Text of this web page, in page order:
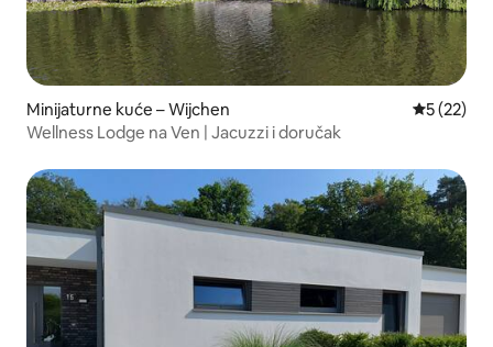
Minijaturne kuće – Wijchen Prosječna
5 (22)
Wellness Lodge na Ven | Jacuzzi i doručak